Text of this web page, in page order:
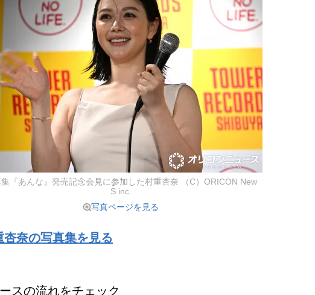
『あんな』発売記念会見に参加した村重杏奈 （C）ORICON New
S inc.
写真ページを見る
奈の写真集を見る
スの流れをチェック